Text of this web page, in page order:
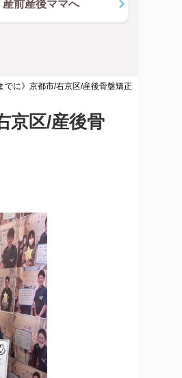
産前産後ママへ
でに》京都市/右京区/産後骨盤矯正
京区/産後骨